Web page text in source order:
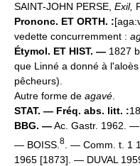
SAINT-JOHN PERSE, Exil,
Prononc. ET ORTH. :
vedette concurremment :
Étymol. ET HIST. — 1827
que Linné a donné à
pêcheurs).
Autre forme de agavé
STAT. — Fréq. abs. litt. :18.
BBG. —Ac. Gastr. 1962.
— BOISS. 8
. — Comm. t. 1
1965 [1873]. — DUVAL